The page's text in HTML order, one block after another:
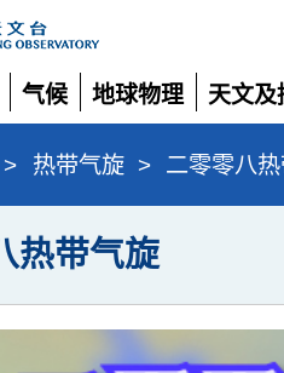
气候
展
开
地球物理
展
开
天文及
展
开
> 热带气旋 > 二零零八
热带气旋